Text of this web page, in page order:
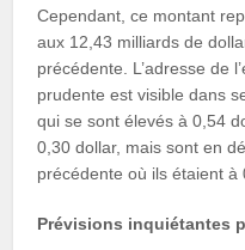
Cependant, ce montant
aux 12,43 milliards de
précédente. L’adresse de
prudente est visible dans
qui se sont élevés à 0,54
0,30 dollar, mais sont en
précédente où ils étaient à
Prévisions inquiétantes